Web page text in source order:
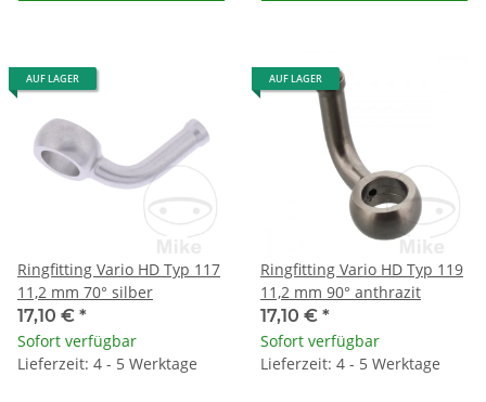
AUF LAGER
Ringfitting Vario HD Typ 117
11,2 mm 70° silber
17,10 € *
Sofort verfügbar
Lieferzeit: 4 - 5 Werktage
AUF LAGER
Ringfitting Vario HD Typ 119
11,2 mm 90° anthrazit
17,10 € *
Sofort verfügbar
Lieferzeit: 4 - 5 Werktage